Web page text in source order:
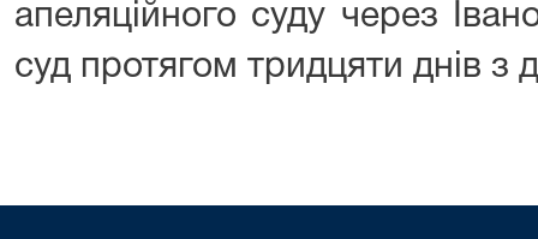
апеляційного суду через
суд протягом тридцяти днів з